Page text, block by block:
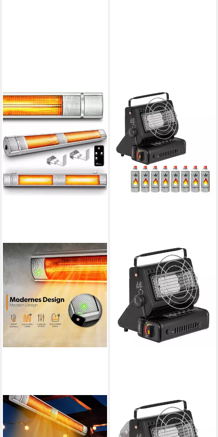
TRESKO
Heizstrahler Infrarot 3000W
mit Fernbedienung
MIANOVA
Heizstrahler Camping Heizung
2in1 Gasheizung 90° drehbar